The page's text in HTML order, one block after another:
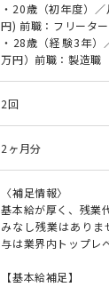
・20歳（初年度）
円) 前職：フリーター
・28歳（経験3年
万円）前職：製造職
2回
2ヶ月分
〈補足情報〉
基本給が厚く、残業
みなし残業はあり
与は業界内トップレ
【基本給補足】